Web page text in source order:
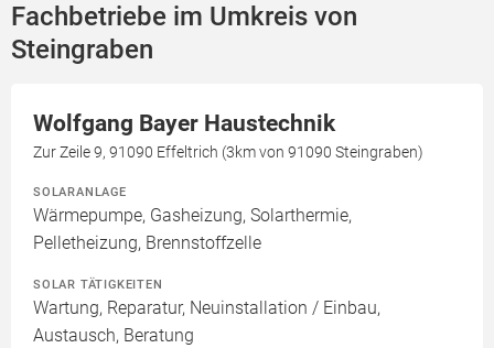
Fachbetriebe im Umkreis von
Steingraben
Wolfgang Bayer Haustechnik
Zur Zeile 9, 91090 Effeltrich (3km von 91090 Steingraben)
SOLARANLAGE
Wärmepumpe, Gasheizung, Solarthermie,
Pelletheizung, Brennstoffzelle
SOLAR TÄTIGKEITEN
Wartung, Reparatur, Neuinstallation / Einbau,
Austausch, Beratung